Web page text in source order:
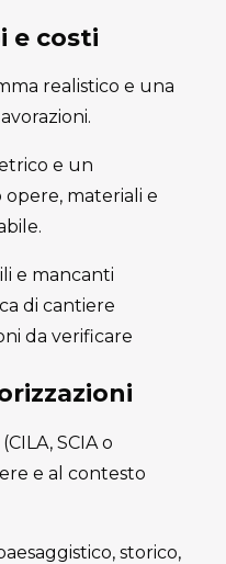
e costi
realistico e una
e un
materiali e
e mancanti
di cantiere
da verificare
SCIA o
e al contesto
storico,